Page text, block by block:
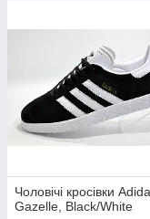
Чоловічі кросівки
Gazelle, Black/White